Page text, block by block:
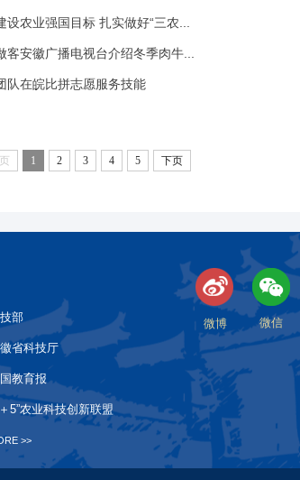
农业强国目标 扎实做好“三农...
客安徽广播电视台介绍冬季肉牛...
队在皖比拼志愿服务技能
页 1 2 3 4 5 下页
部
省科技厅
教育报
5”农业科技创新联盟
>>
微博 微信